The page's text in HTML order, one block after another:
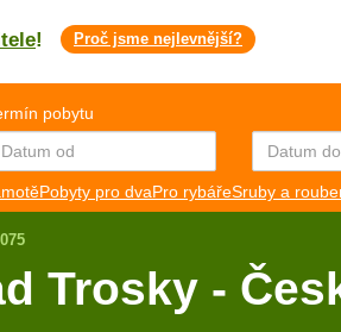
! Proč jsme nejlevnější?
pobytu
Pobyty pro dvaPro rybářeSruby a
Trosky -